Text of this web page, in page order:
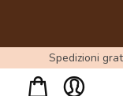
Spedizioni